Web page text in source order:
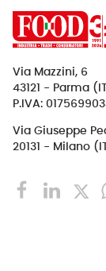
Via Mazzini, 6
43121 - Parma
P.IVA:
Via Giuseppe
20131 - Milano